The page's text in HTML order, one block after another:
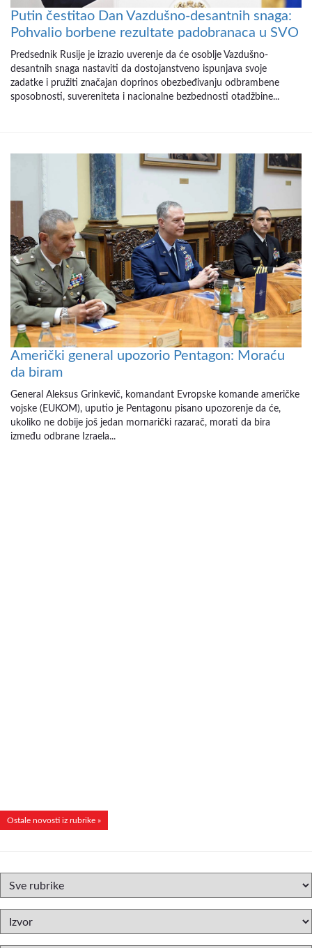
Putin čestitao Dan Vazdušno-desantnih snaga:
Pohvalio borbene rezultate padobranaca u SVO
Predsednik Rusije je izrazio uverenje da će osoblje Vazdušno-
desantnih snaga nastaviti da dostojanstveno ispunjava svoje
zadatke i pružiti značajan doprinos obezbeđivanju odbrambene
sposobnosti, suvereniteta i nacionalne bezbednosti otadžbine...
Američki general upozorio Pentagon: Moraću
da biram
General Aleksus Grinkevič, komandant Evropske komande američke
vojske (EUKOM), uputio je Pentagonu pisano upozorenje da će,
ukoliko ne dobije još jedan mornarički razarač, morati da bira
između odbrane Izraela...
Ostale novosti iz rubrike »